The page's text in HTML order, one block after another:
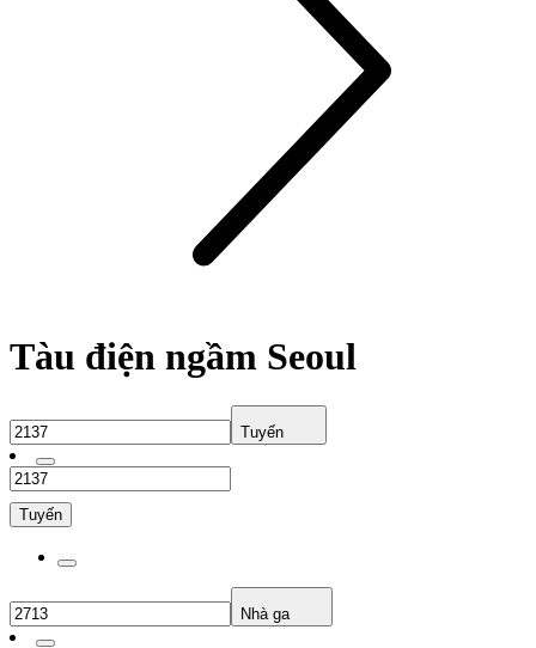
Tàu điện ngầm Seoul
Tuyến
Tuyến
Nhà ga